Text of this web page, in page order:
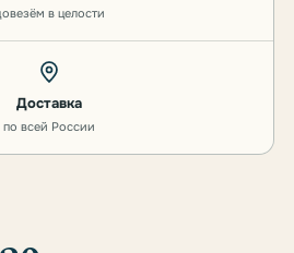
в целости
Доставка
по всей России